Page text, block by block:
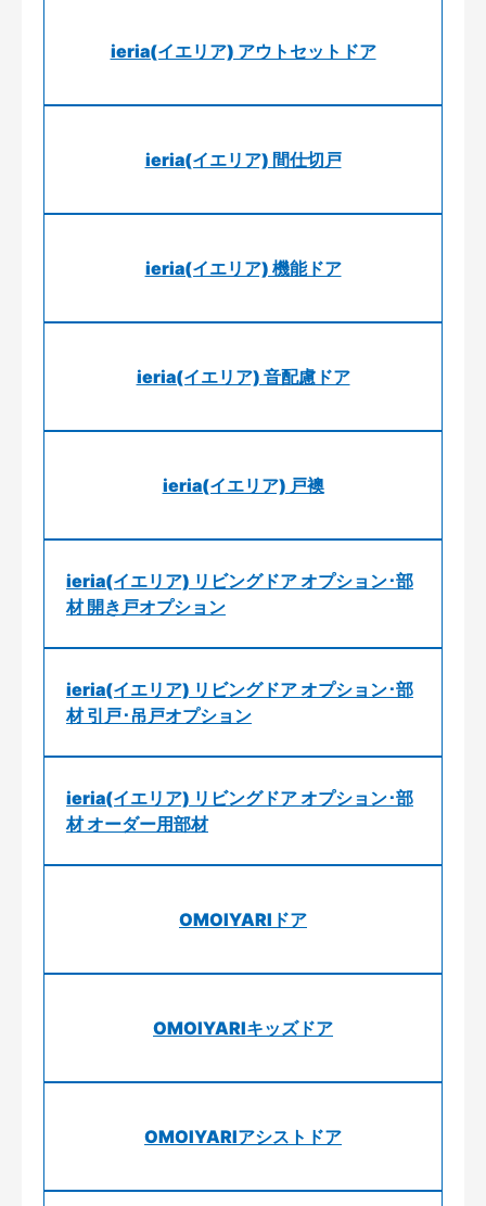
ieria(イエリア) アウトセットドア
ieria(イエリア) 間仕切戸
ieria(イエリア) 機能ドア
ieria(イエリア) 音配慮ドア
ieria(イエリア) 戸襖
ieria(イエリア) リビングドア オプション･部
材 開き戸オプション
ieria(イエリア) リビングドア オプション･部
材 引戸･吊戸オプション
ieria(イエリア) リビングドア オプション･部
材 オーダー用部材
OMOIYARIドア
OMOIYARIキッズドア
OMOIYARIアシストドア